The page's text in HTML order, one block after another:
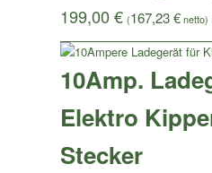
199,00€ (167,23€netto)
10Amp.
Elektro
Stecker